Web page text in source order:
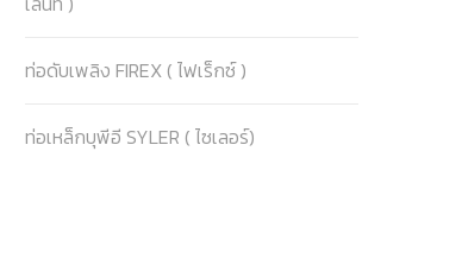
ท่อดับเพลิง FIREX ( ไฟเร็กซ์ )
ท่อเหล็กบุพีอี SYLER ( ไซเลอร์)